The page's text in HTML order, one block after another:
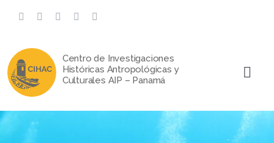
Centro de Investigaciones
Históricas Antropológicas y
Culturales AIP – Panamá